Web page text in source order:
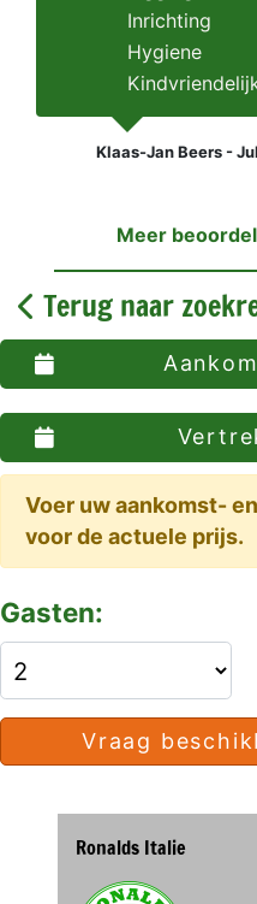
Inrichting
Hygiene
Klaas-Jan Beers -
Meer
Terug naar
Voer uw aankomst-
voor de actuele prijs.
Gasten:
Vraag
Ronalds Italie